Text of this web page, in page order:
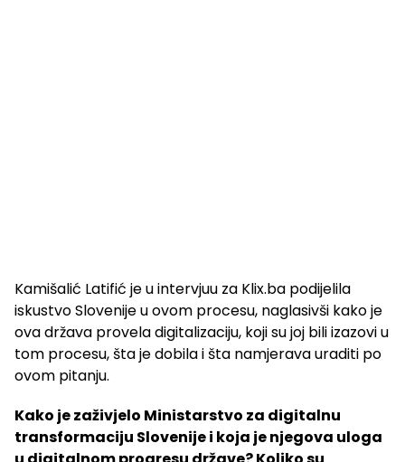
Kamišalić Latifić je u intervjuu za Klix.ba podijelila
iskustvo Slovenije u ovom procesu, naglasivši kako je
ova država provela digitalizaciju, koji su joj bili izazovi u
tom procesu, šta je dobila i šta namjerava uraditi po
ovom pitanju.
Kako je zaživjelo Ministarstvo za digitalnu
transformaciju Slovenije i koja je njegova uloga